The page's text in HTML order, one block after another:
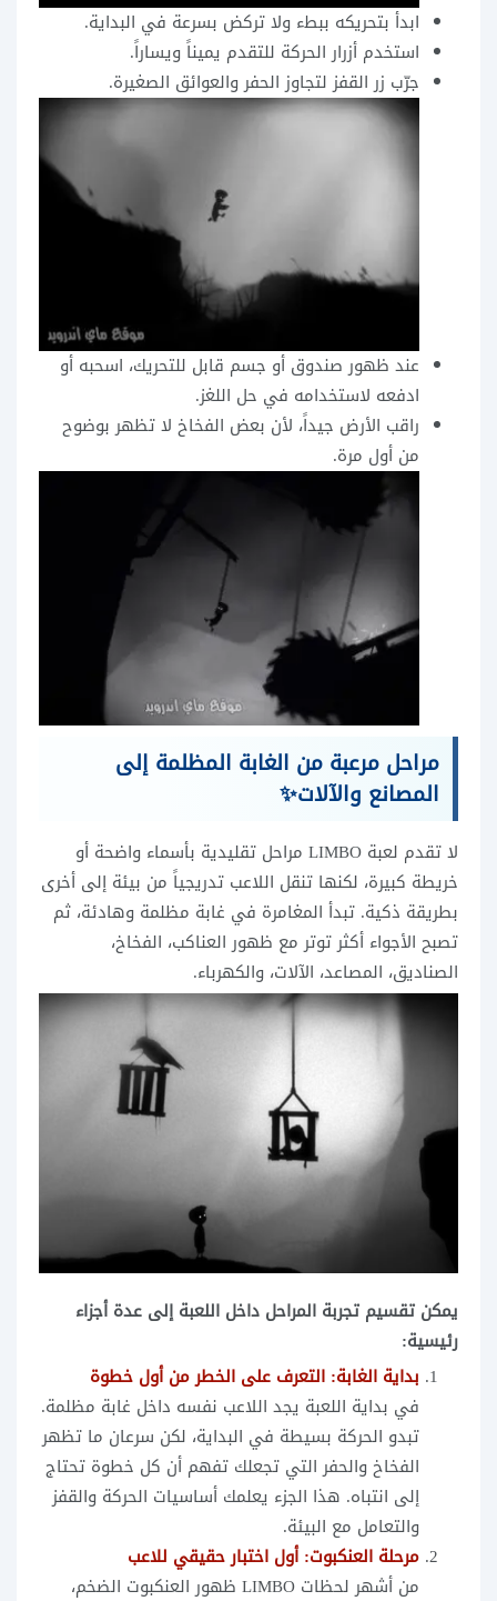
ابدأ بتحريكه ببطء ولا تركض بسرعة في البداية.
استخدم أزرار الحركة للتقدم يميناً ويساراً.
جرّب زر القفز لتجاوز الحفر والعوائق الصغيرة.
عند ظهور صندوق أو جسم قابل للتحريك، اسحبه أو
ادفعه لاستخدامه في حل اللغز.
راقب الأرض جيداً، لأن بعض الفخاخ لا تظهر بوضوح
من أول مرة.
مراحل مرعبة من الغابة المظلمة إلى
المصانع والآلات✨
لا تقدم لعبة LIMBO مراحل تقليدية بأسماء واضحة أو
خريطة كبيرة، لكنها تنقل اللاعب تدريجياً من بيئة إلى أخرى
بطريقة ذكية. تبدأ المغامرة في غابة مظلمة وهادئة، ثم
تصبح الأجواء أكثر توتر مع ظهور العناكب، الفخاخ،
الصناديق، المصاعد، الآلات، والكهرباء.
يمكن تقسيم تجربة المراحل داخل اللعبة إلى عدة أجزاء
رئيسية:
بداية الغابة: التعرف على الخطر من أول خطوة
في بداية اللعبة يجد اللاعب نفسه داخل غابة مظلمة.
تبدو الحركة بسيطة في البداية، لكن سرعان ما تظهر
الفخاخ والحفر التي تجعلك تفهم أن كل خطوة تحتاج
إلى انتباه. هذا الجزء يعلمك أساسيات الحركة والقفز
والتعامل مع البيئة.
مرحلة العنكبوت: أول اختبار حقيقي للاعب
من أشهر لحظات LIMBO ظهور العنكبوت الضخم،